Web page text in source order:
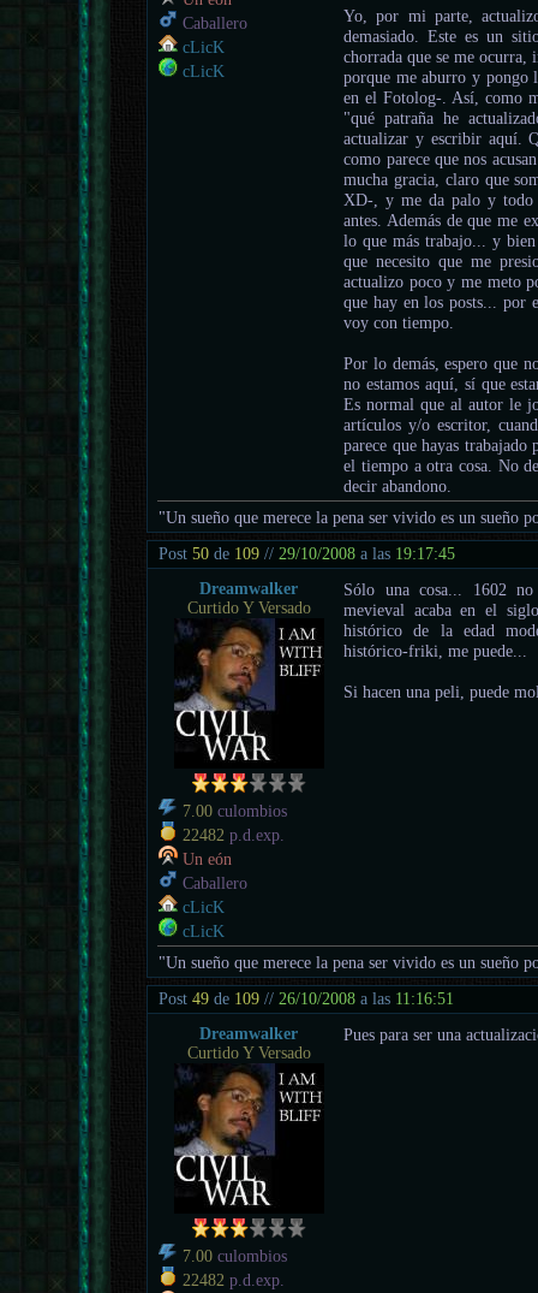
Caballero
cLicK
cLicK
Yo, por mi parte,
demasiado. Este es un
chorrada que se me
porque me aburro y pongo
en el Fotolog-. Así, como
"qué patraña he
actualizar y escribir aquí.
como parece que nos
mucha gracia, claro que
XD-, y me da palo y todo
antes. Además de que me
lo que más trabajo... y
que necesito que me
actualizo poco y me meto
que hay en los posts... por
voy con tiempo.
Por lo demás, espero que
no estamos aquí, sí que
Es normal que al autor le
artículos y/o escritor,
parece que hayas
el tiempo a otra cosa. No
decir abandono.
"Un sueño que merece la pena ser vivido es un sueño
Post50 de 109 // 29/10/2008 a las 19:17:45
Dreamwalker
Curtido Y Versado
7.00 culombios
22482 p.d.exp.
Un eón
Caballero
cLicK
cLicK
Sólo una cosa... 1602
mevieval acaba en el
histórico de la edad
histórico-friki, me puede...
Si hacen una peli, puede
"Un sueño que merece la pena ser vivido es un sueño
Post49 de 109 // 26/10/2008 a las 11:16:51
Dreamwalker
Curtido Y Versado
7.00 culombios
22482 p.d.exp.
Pues para ser una